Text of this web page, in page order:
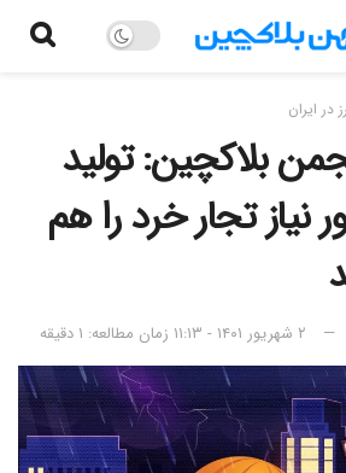
در ایران
بلاکچین: تولید
نیاز تجار خرد را هم
۲ شهریور ۱۴۰۱ - ۱۱:۱۳ زمان مطالعه: ۱ دقیقه